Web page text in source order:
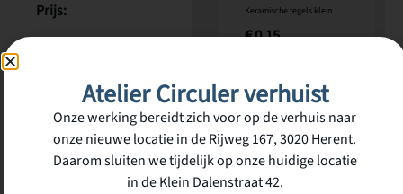
Prijs:
incl. btw
Keramische tegels klein
€0,15
Atelier Circuler verhuist
Onze werking bereidt zich voor op de verhuis naar
onze nieuwe locatie in de Rijweg 167, 3020 Herent.
Daarom sluiten we tijdelijk op onze huidige locatie
in de Klein Dalenstraat 42.